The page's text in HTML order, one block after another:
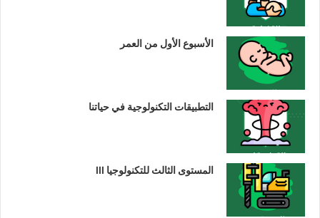
الأسبوع الأول من العمر
التطبيقات التكنولوجية في حياتنا
المستوى الثالث للتكنولوجيا III